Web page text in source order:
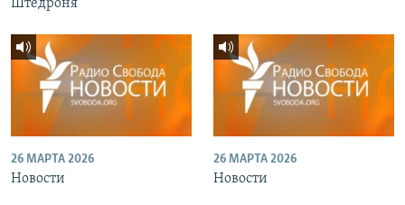
Штедроня
26 МАРТА 2026
Новости
26 МАРТА 2026
Новости